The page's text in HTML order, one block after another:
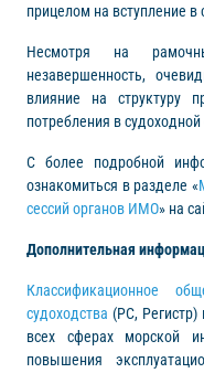
прицелом на вступление в
Несмотря на
незавершенность,
влияние на структуру
потребления в судоходной
С более подробной
ознакомиться в разделе «
сессий органов ИМО» на
Дополнительная
Классификационное
судоходства (РС, Регистр)
всех сферах морской
повышения